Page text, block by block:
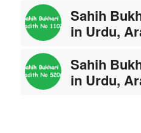
Sahih
in Urdu,
Sahih
in Urdu,